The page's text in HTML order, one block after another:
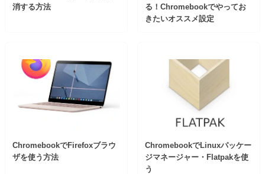
消する方法
る！Chromebookでやってお
きたいオススメ設定
ChromebookでFirefoxブラウ
ザを使う方法
ChromebookでLinuxパッケー
ジマネージャー・Flatpakを使
う